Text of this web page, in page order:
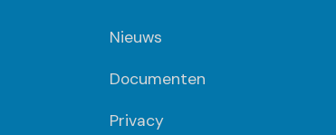
Nieuws
Documenten
Privacy